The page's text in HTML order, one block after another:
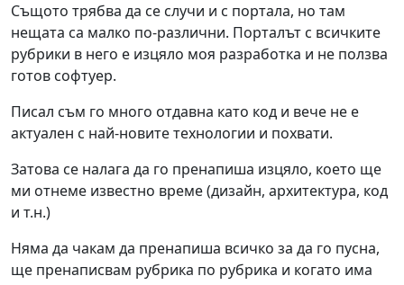
Същото трябва да се случи и с портала, но там
нещата са малко по-различни. Порталът с всичките
рубрики в него е изцяло моя разработка и не ползва
готов софтуер.
Писал съм го много отдавна като код и вече не е
актуален с най-новите технологии и похвати.
Затова се налага да го пренапиша изцяло, което ще
ми отнеме известно време (дизайн, архитектура, код
и т.н.)
Няма да чакам да пренапиша всичко за да го пусна,
ще пренаписвам рубрика по рубрика и когато има